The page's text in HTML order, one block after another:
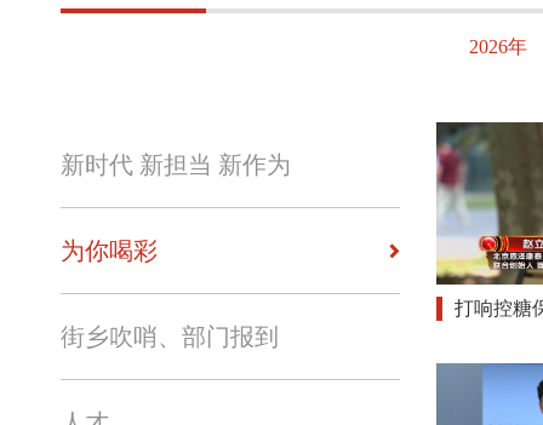
2026年
新时代 新担当 新作为
为你喝彩
街乡吹哨、部门报到
打响控